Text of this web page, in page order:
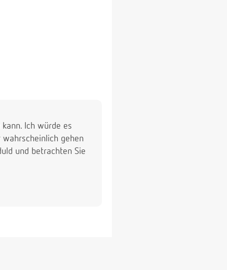
Ich würde es
gehen
und betrachten Sie